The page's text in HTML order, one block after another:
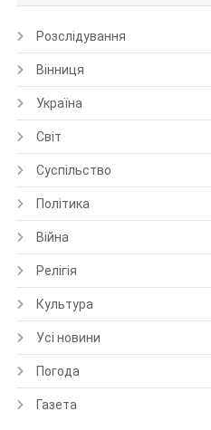
Розслідування
Вінниця
Україна
Світ
Суспільство
Політика
Війна
Релігія
Культура
Усі новини
Погода
Газета